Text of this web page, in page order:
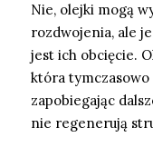
Nie, olejki mogą
rozdwojenia, ale
jest ich obcięcie.
która
zapobiegając
nie regenerują